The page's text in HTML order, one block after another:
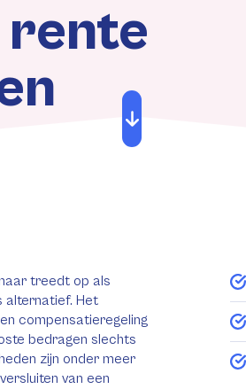
treedt op als
alternatief. Het
compensatieregeling
bedragen slechts
zijn onder meer
van een